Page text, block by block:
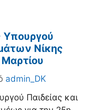
Νίκης
admin_DK
Παιδείας και